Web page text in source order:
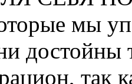
мы
достойны
так